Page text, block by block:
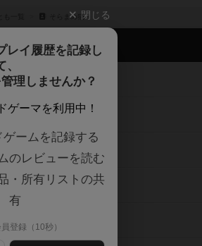
そらまめ猫閉じる
レイ履歴を記録し
、
理しませんか？
ゲーマを利用中！
ームを記録する
のレビューを読む
・所有リストの共
有
登録（10秒）
する
レビュー